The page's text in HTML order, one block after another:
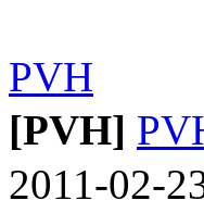
PVH
[PVH]
2011-02-